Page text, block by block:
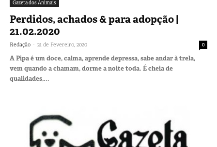
Gazeta dos Animais
Perdidos, achados & para adopção |
21.02.2020
Redação - 21 de Fevereiro, 2020 0
A Pipa é um doce, calma, aprende depressa, sabe andar à trela,
vem quando a chamam, dorme a noite toda. É cheia de
qualidades,...